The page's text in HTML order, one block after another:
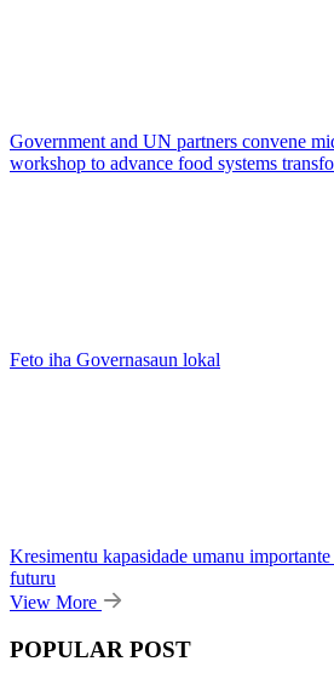
Government and UN partners convene
workshop to advance food systems
Feto iha Governasaun lokal
Kresimentu kapasidade umanu
futuru
View More
POPULAR POST